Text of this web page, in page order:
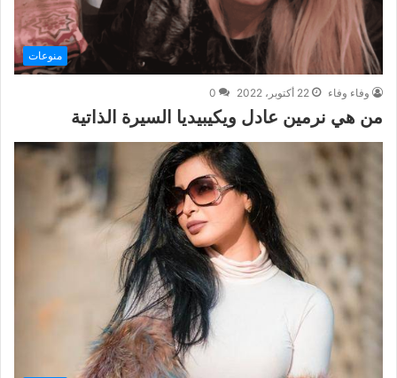
منوعات
وفاء وفاء 22 أكتوبر، 2022 0
من هي نرمين عادل ويكيبيديا السيرة الذاتية